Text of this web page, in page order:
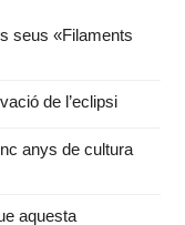
seus «Filaments
de l’eclipsi
anys de cultura
aquesta